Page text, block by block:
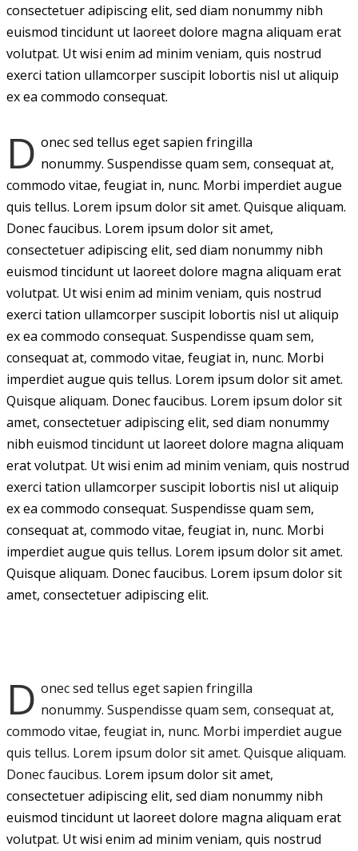
consectetuer adipiscing elit, sed diam nonummy nibh
euismod tincidunt ut laoreet dolore magna aliquam erat
volutpat. Ut wisi enim ad minim veniam, quis nostrud
exerci tation ullamcorper suscipit lobortis nisl ut aliquip
ex ea commodo consequat.
D onec sed tellus eget sapien fringilla
nonummy. Suspendisse quam sem, consequat at,
commodo vitae, feugiat in, nunc. Morbi imperdiet augue
quis tellus. Lorem ipsum dolor sit amet. Quisque aliquam.
Donec faucibus. Lorem ipsum dolor sit amet,
consectetuer adipiscing elit, sed diam nonummy nibh
euismod tincidunt ut laoreet dolore magna aliquam erat
volutpat. Ut wisi enim ad minim veniam, quis nostrud
exerci tation ullamcorper suscipit lobortis nisl ut aliquip
ex ea commodo consequat. Suspendisse quam sem,
consequat at, commodo vitae, feugiat in, nunc. Morbi
imperdiet augue quis tellus. Lorem ipsum dolor sit amet.
Quisque aliquam. Donec faucibus. Lorem ipsum dolor sit
amet, consectetuer adipiscing elit, sed diam nonummy
nibh euismod tincidunt ut laoreet dolore magna aliquam
erat volutpat. Ut wisi enim ad minim veniam, quis nostrud
exerci tation ullamcorper suscipit lobortis nisl ut aliquip
ex ea commodo consequat. Suspendisse quam sem,
consequat at, commodo vitae, feugiat in, nunc. Morbi
imperdiet augue quis tellus. Lorem ipsum dolor sit amet.
Quisque aliquam. Donec faucibus. Lorem ipsum dolor sit
amet, consectetuer adipiscing elit.
D onec sed tellus eget sapien fringilla
nonummy. Suspendisse quam sem, consequat at,
commodo vitae, feugiat in, nunc. Morbi imperdiet augue
quis tellus. Lorem ipsum dolor sit amet. Quisque aliquam.
Donec faucibus. Lorem ipsum dolor sit amet,
consectetuer adipiscing elit, sed diam nonummy nibh
euismod tincidunt ut laoreet dolore magna aliquam erat
volutpat. Ut wisi enim ad minim veniam, quis nostrud